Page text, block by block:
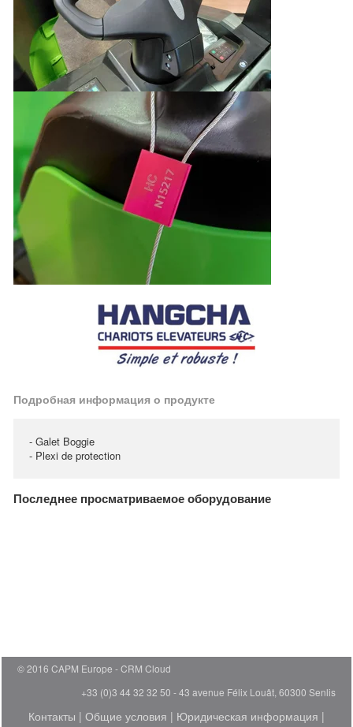
Подробная информация о продукте
- Galet Boggie
- Plexi de protection
Последнее просматриваемое оборудование
© 2016 CAPM Europe
CRM Cloud
+33 (0)3 44 32 32 50 - 43 avenue Félix Louât, 60300 Senlis
Контакты | Общие условия | Юридическая информация |